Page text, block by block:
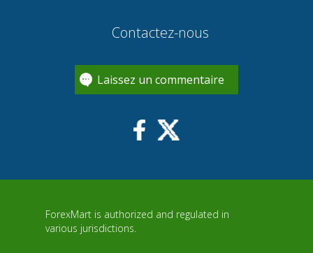
Contactez-nous
Laissez un commentaire
ForexMart is authorized and regulated in
various jurisdictions.